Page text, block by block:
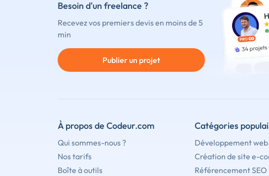
Besoin d'un freelance ?
Recevez vos premiers devis en moins de 5
min
Publier un projet
À propos de Codeur.com
Qui sommes-nous ?
Nos tarifs
Boîte à outils
Catégories
Développement web
Création de site e-
Référencement SEO